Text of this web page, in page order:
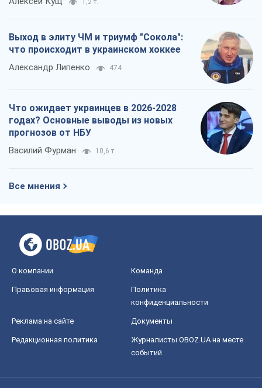
1,2 т.
Выход в элиту ЧМ и триумф "Сокола":
что происходит в украинском хоккее
Александр Липенко 474
Что ожидает украинцев в 2026-2028
годах? Основные выводы из новых
прогнозов от НБУ
Василий Фурман 10,6 т.
Все мнения
О компании Команда
Правовая информация
Политика
конфиденциальности
Реклама на сайте Документы
Редакционная политика
Журналисты OBOZ.UA на месте
событий